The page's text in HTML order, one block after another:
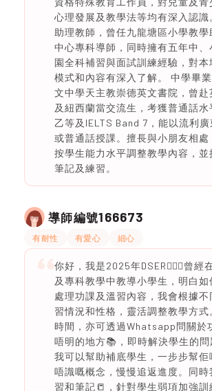
心理發展及教學法等均有深入認識
助理教師，曾任九龍塘區小學教學
中心專科導師，同時擁有五年中、
園全科補習與面試訓練經驗，對本
模式和內容有深入了解。 中學畢
文中學天主教崇德英文書院，曾赴
及紐西蘭當交流生，考獲普通話水
乙等及IELTS Band 7，能以流利
或普通話授課。擅長與小朋友相處
按學生能力水平調整教學內容，並
筆記及練習。
導師編號166673
有耐性 有愛心 細心
你好，我是2025年DSER🙋🏻‍♀️曾經
及專科教學中教導小學生，明白如
處理功課及溫習內容，我會根據不
習情況和性格，靈活調整教學方式
時間，亦可透過Whatsapp問關於
唔明的地方📚，即時解決學生的問
我可以幫助補底學生，一步步幫佢
唔識嘅概念，慢慢追返進度。同時
習和筆記📒，針對學生弱項加強訓